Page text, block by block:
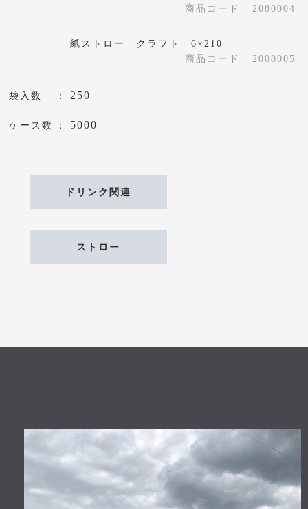
商品コード
2080004
紙ストロー クラフト 6×210
商品コード
2008005
袋入数 250
ケース数 5000
ドリンク関連
ストロー